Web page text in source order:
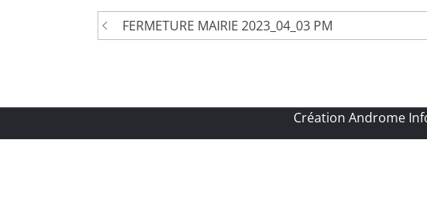
Navigation
de
FERMETURE MAIRIE 2023_04_03 PM
Création Androme